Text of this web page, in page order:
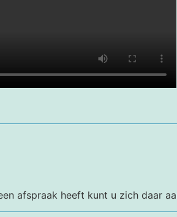
afspraak heeft kunt u zich daar